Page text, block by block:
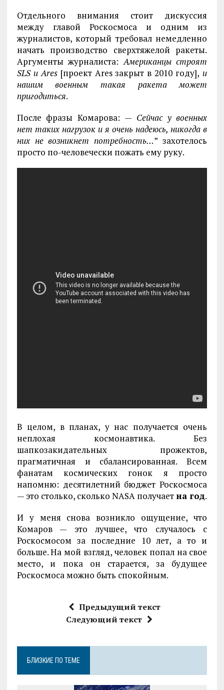
Отдельного внимания стоит дискуссия
между главой Роскосмоса и одним из
журналистов, который требовал немедленно
начать производство сверхтяжелой ракеты.
Аргументы журналиста:Американцы строят
SLS и Ares [проект Ares закрыт в 2010 году], и
нашим военным такая ракета может
пригодиться.
После фразы Комарова: — Сейчас у военных
нет таких нагрузок и я очень надеюсь, никогда в
них не возникнет потребность…” захотелось
просто по-человечески пожать ему руку.
В целом, в планах, у нас получается очень
неплохая космонавтика. Без
шапкозакидательных прожектов,
прагматичная и сбалансированная. Всем
фанатам космических гонок я просто
напомню: десятилетний бюджет Роскосмоса
— это столько, сколько NASA получает на год.
И у меня снова возникло ощущение, что
Комаров — это лучшее, что случалось с
Роскосмосом за последние 10 лет, а то и
больше. На мой взгляд, человек попал на свое
место, и пока он старается, за будущее
Роскосмоса можно быть спокойным.
Предыдущий текст
Следующий текст
БЛИЗКИЕ ПО ТЕМЕ